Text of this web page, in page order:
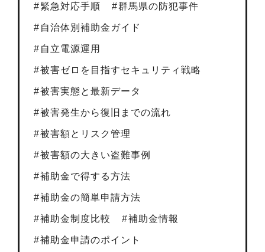
緊急対応手順 群馬県の防犯事件
自治体別補助金ガイド
自立電源運用
被害ゼロを目指すセキュリティ戦略
被害実態と最新データ
被害発生から復旧までの流れ
被害額とリスク管理
被害額の大きい盗難事例
補助金で得する方法
補助金の簡単申請方法
補助金制度比較 補助金情報
補助金申請のポイント